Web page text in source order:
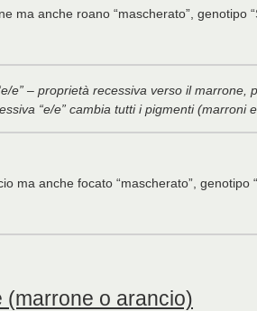
ma anche roano “mascherato”, genotipo
e” – proprietà recessiva verso il marrone,
“e/e” cambia tutti i pigmenti (marroni
ma anche focato “mascherato”, genotipo
(marrone o arancio)